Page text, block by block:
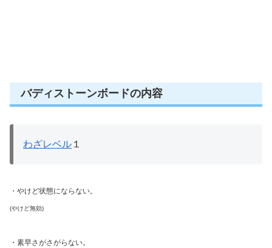
バディストーンボードの内容
わざレベル １
・やけど状態にならない。
(やけど無効)
・素早さがさがらない。